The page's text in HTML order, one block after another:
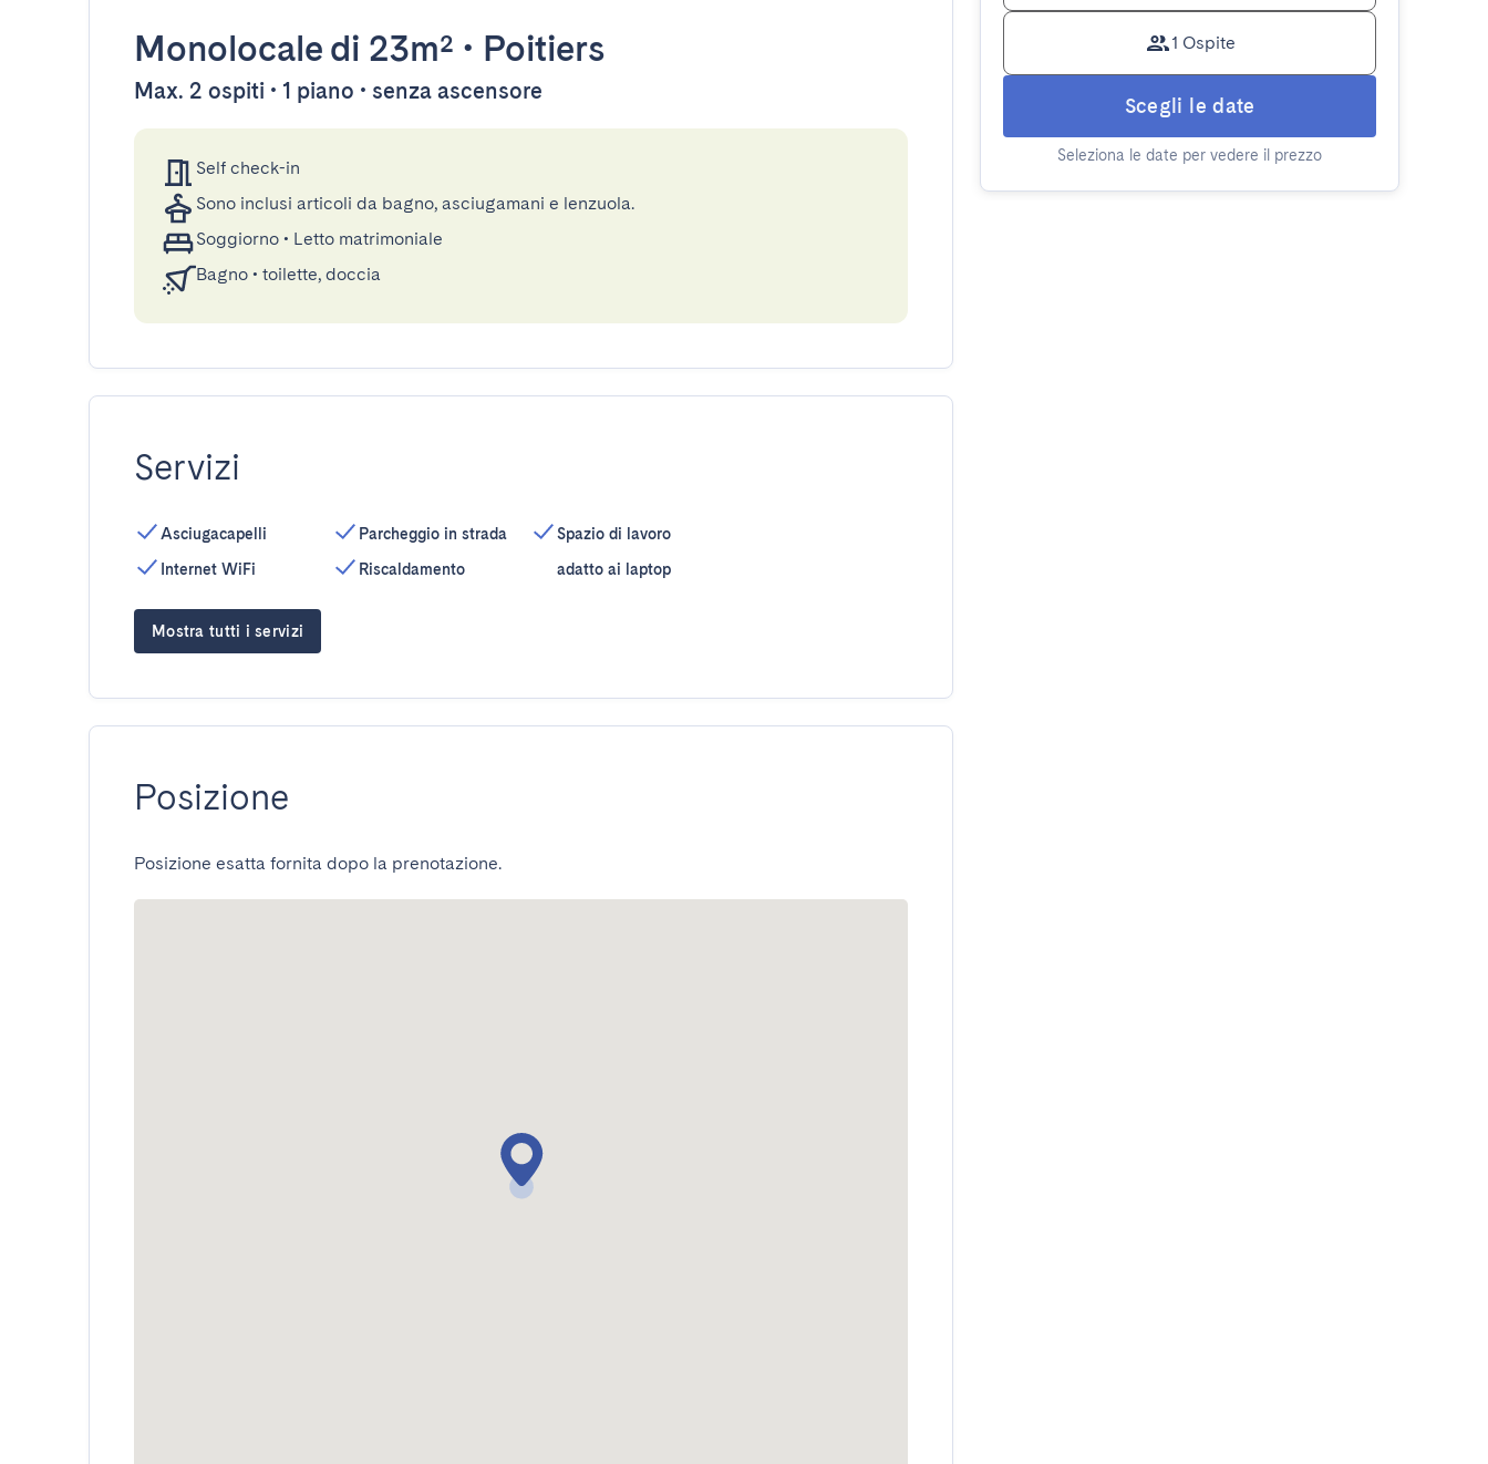
Monolocale di 23m² • Poitiers
Max. 2 ospiti • 1 piano • senza ascensore
Self check-in
Sono inclusi articoli da bagno, asciugamani e lenzuola.
Soggiorno • Letto matrimoniale
Bagno • toilette, doccia
Servizi
Asciugacapelli
Internet WiFi
Parcheggio in strada
Riscaldamento
Spazio di lavoro
adatto ai laptop
Mostra tutti i servizi
Posizione
Posizione esatta fornita dopo la prenotazione.
1 Ospite
Scegli le date
Seleziona le date per vedere il prezzo